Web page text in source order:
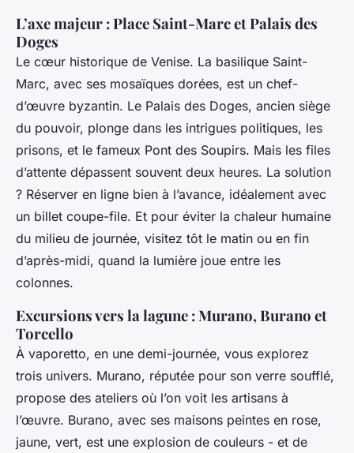
L’axe majeur : Place Saint-Marc et Palais des
Doges
Le cœur historique de Venise. La basilique Saint-
Marc, avec ses mosaïques dorées, est un chef-
d’œuvre byzantin. Le Palais des Doges, ancien siège
du pouvoir, plonge dans les intrigues politiques, les
prisons, et le fameux Pont des Soupirs. Mais les files
d’attente dépassent souvent deux heures. La solution
? Réserver en ligne bien à l’avance, idéalement avec
un billet coupe-file. Et pour éviter la chaleur humaine
du milieu de journée, visitez tôt le matin ou en fin
d’après-midi, quand la lumière joue entre les
colonnes.
Excursions vers la lagune : Murano, Burano et
Torcello
À vaporetto, en une demi-journée, vous explorez
trois univers. Murano, réputée pour son verre soufflé,
propose des ateliers où l’on voit les artisans à
l’œuvre. Burano, avec ses maisons peintes en rose,
jaune, vert, est une explosion de couleurs - et de